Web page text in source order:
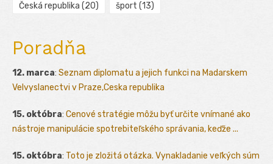
Česká republika (20) šport (13)
Poradňa
12. marca: Seznam diplomatu a jejich funkci na Madarskem
Velvyslanectvi v Praze,Ceska republika
15. októbra: Cenové stratégie môžu byť určite vnímané ako
nástroje manipulácie spotrebiteľského správania, keďže ...
15. októbra: Toto je zložitá otázka. Vynakladanie veľkých súm